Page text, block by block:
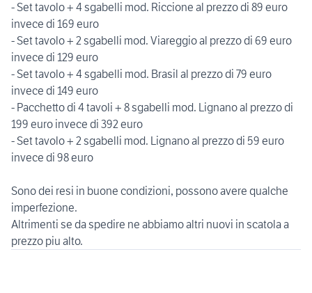
- Set tavolo + 4 sgabelli mod. Riccione al prezzo di 89 euro
invece di 169 euro
- Set tavolo + 2 sgabelli mod. Viareggio al prezzo di 69 euro
invece di 129 euro
- Set tavolo + 4 sgabelli mod. Brasil al prezzo di 79 euro
invece di 149 euro
- Pacchetto di 4 tavoli + 8 sgabelli mod. Lignano al prezzo di
199 euro invece di 392 euro
- Set tavolo + 2 sgabelli mod. Lignano al prezzo di 59 euro
invece di 98 euro
Sono dei resi in buone condizioni, possono avere qualche
imperfezione.
Altrimenti se da spedire ne abbiamo altri nuovi in scatola a
prezzo piu alto.